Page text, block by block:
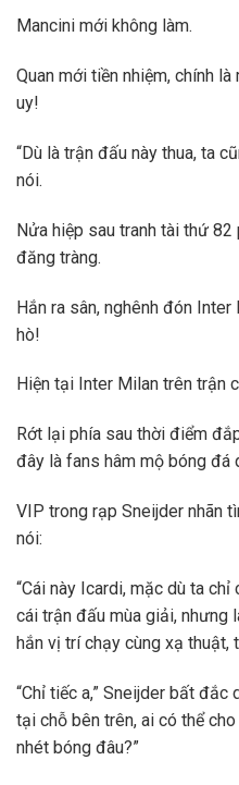
Mancini mới không làm.
Quan mới tiền nhiệm, chính
uy!
“Dù là trận đấu này thua, ta
nói.
Nửa hiệp sau tranh tài thứ
đăng tràng.
Hắn ra sân, nghênh đón
hò!
Hiện tại Inter Milan trên trận
Rớt lại phía sau thời điểm
đây là fans hâm mộ bóng đá
VIP trong rạp Sneijder nhãn
nói:
“Cái này Icardi, mặc dù ta
cái trận đấu mùa giải, nhưng
hắn vị trí chạy cùng xạ thuật,
“Chỉ tiếc a,” Sneijder bất
tại chỗ bên trên, ai có thể
nhét bóng đâu?”